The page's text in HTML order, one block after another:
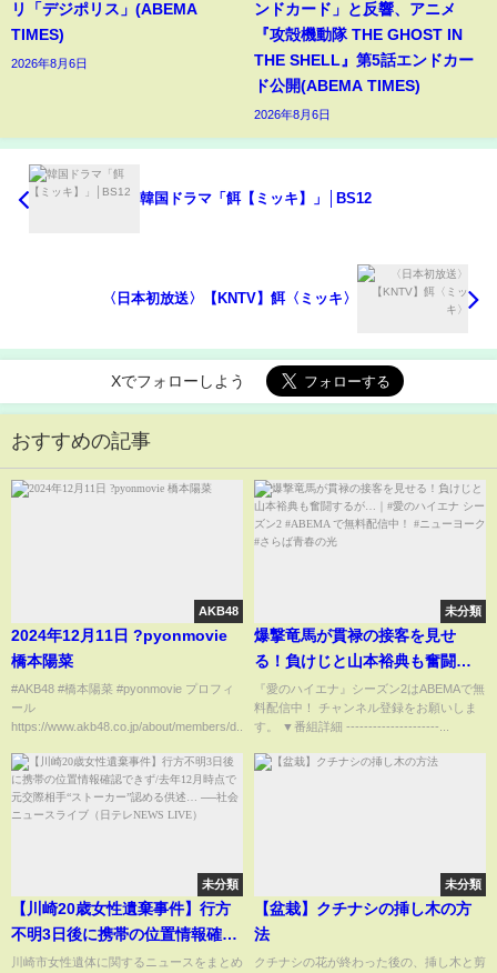
リ「デジポリス」(ABEMA
TIMES)
2026年8月6日
ンドカード」と反響、アニメ
『攻殻機動隊 THE GHOST IN
THE SHELL』第5話エンドカー
ド公開(ABEMA TIMES)
2026年8月6日
韓国ドラマ「餌【ミッキ】」│BS12
〈日本初放送〉【KNTV】餌〈ミッキ〉
Xでフォローしよう
おすすめの記事
AKB48
2024年12月11日 ?pyonmovie
橋本陽菜
#AKB48 #橋本陽菜 #pyonmovie プロフィ
ール
https://www.akb48.co.jp/about/members/d...
未分類
爆撃竜馬が貫禄の接客を見せ
る！負けじと山本裕典も奮闘す
るが…｜#愛のハイエナ シーズン
2 #ABEMA で無料配信中！ #ニ
ューヨーク #さらば青春の光
『愛のハイエナ』シーズン2はABEMAで無
料配信中！ チャンネル登録をお願いしま
す。 ▼番組詳細 ---------------------...
未分類
【川崎20歳女性遺棄事件】行方
不明3日後に携帯の位置情報確認
できず/去年12月時点で元交際相
川崎市女性遺体に関するニュースをまとめ
未分類
【盆栽】クチナシの挿し木の方
法
クチナシの花が終わった後の、挿し木と剪